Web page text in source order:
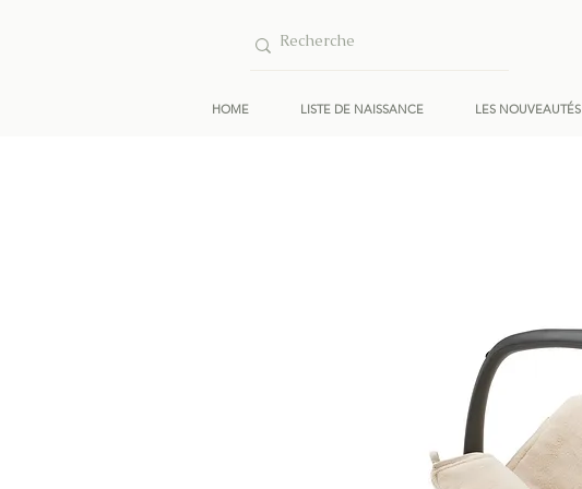
HOME LISTE DE NAISSANCE LES NOUVEAUTÉS